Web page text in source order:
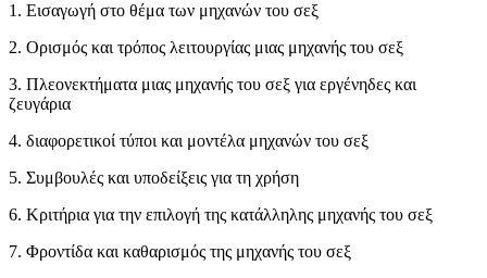
1. Εισαγωγή στο θέμα των μηχανών του σεξ
2. Ορισμός και τρόπος λειτουργίας μιας μηχανής του σεξ
3. Πλεονεκτήματα μιας μηχανής του σεξ για εργένηδες και
ζευγάρια
4. διαφορετικοί τύποι και μοντέλα μηχανών του σεξ
5. Συμβουλές και υποδείξεις για τη χρήση
6. Κριτήρια για την επιλογή της κατάλληλης μηχανής του σεξ
7. Φροντίδα και καθαρισμός της μηχανής του σεξ